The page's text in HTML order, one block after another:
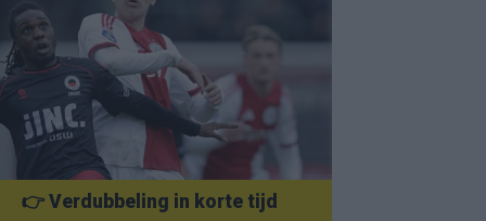
👉 Verdubbeling in korte tijd